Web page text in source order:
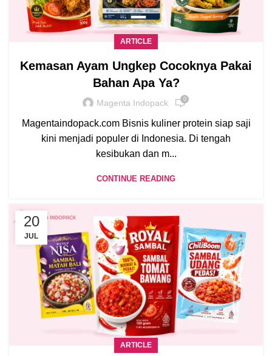
ARTICLE
Kemasan Ayam Ungkep Cocoknya Pakai
Bahan Apa Ya?
Magenta Indopack 0
Magentaindopack.com Bisnis kuliner protein siap saji
kini menjadi populer di Indonesia. Di tengah
kesibukan dan m...
CONTINUE READING
20
JUL
ARTICLE